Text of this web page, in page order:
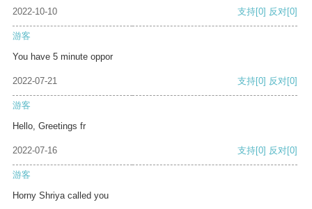
2022-10-10 支持[0] 反对[0]
游客
You have 5 minute oppor
2022-07-21 支持[0] 反对[0]
游客
Hello, Greetings fr
2022-07-16 支持[0] 反对[0]
游客
Horny Shriya called you